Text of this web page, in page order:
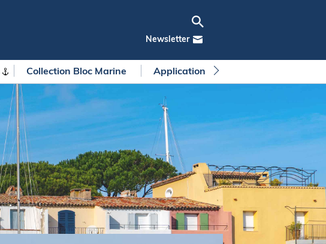
Newsletter
Collection Bloc Marine Application Bloc Marine